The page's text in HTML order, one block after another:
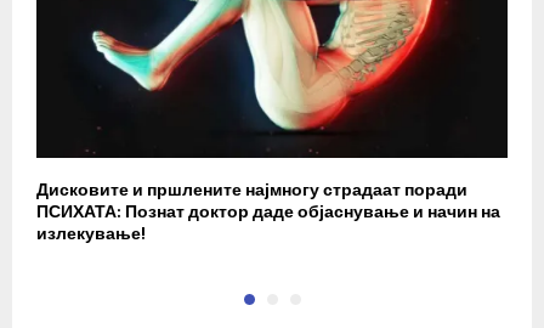
Дисковите и пршлените најмногу страдаат поради
ПСИХАТА: Познат доктор даде објаснување и начин на
излекување!